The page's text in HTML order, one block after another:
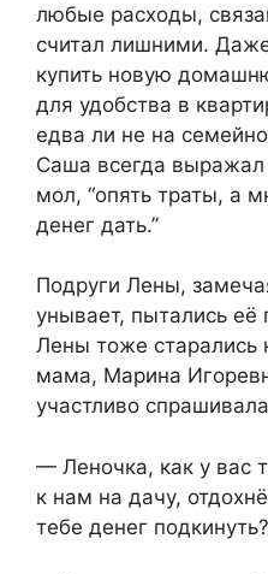
любые расходы,
считал лишними.
купить новую
для удобства в
едва ли не на
Саша всегда выражал
мол, “опять траты, а
денег дать.”
Подруги Лены,
унывает, пытались
Лены тоже старались
мама, Марина
участливо
— Леночка, как у вас
к нам на дачу,
тебе денег подкинуть?